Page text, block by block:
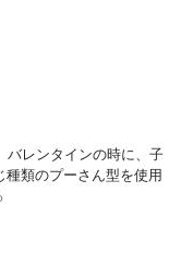
バレンタインの時に、子
類のプーさん型を使用